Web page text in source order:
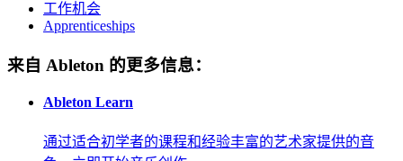
工作机会
Apprenticeships
来自 Ableton 的更多信息：
Ableton Learn
通过适合初学者的课程和经验丰富的艺术家提供的音